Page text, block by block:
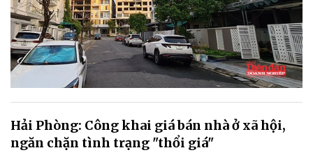
Hải Phòng: Công khai giá bán nhà ở xã hội,
ngăn chặn tình trạng "thổi giá"